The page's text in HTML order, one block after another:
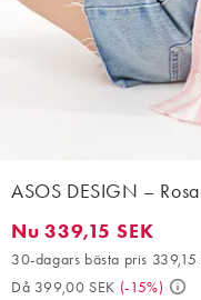
ASOS DESIGN –
Nu 339,15 SEK. 30-
Nu 339,15 SEK
30-dagars bästa pris 339,15
Då 399,00 SEK (-15%)